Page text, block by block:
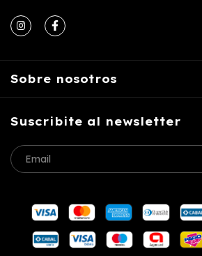
Sobre nosotros
Suscribite al newsletter